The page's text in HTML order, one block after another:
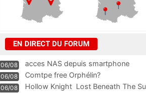
EN DIRECT DU FORUM
06/08 acces NAS depuis smartphone
06/08 Comtpe free Orphélin?
06/08 Hollow Knight  Lost Beneath The